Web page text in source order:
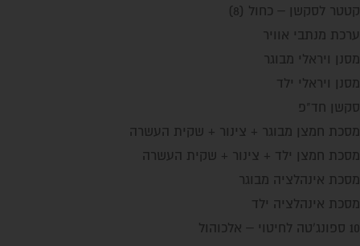
קטטר לסקשן – כחול (8)
ערכת מנתבי אוויר
מסנן ויראלי מבוגר
מסנן ויראלי ילד
סקשן חד"פ
מסכת חמצן מבוגר + צינור + שקית העשרה
מסכת חמצן ילד + צינור + שקית העשרה
מסכת אינהלציה מבוגר
מסכת אינהלציה ילד
10 ספונג'טה לחיטוי – אלכוהול